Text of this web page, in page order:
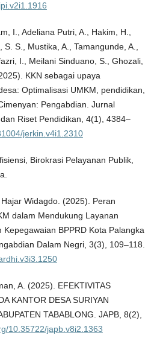
I., Adeliana Putri, A., Hakim, H.,
S. S., Mustika, A., Tamangunde, A.,
I., Meilani Sinduano, S., Ghozali,
KKN sebagai upaya
Optimalisasi UMKM, pendidikan,
Pengabdian. Jurnal
Riset Pendidikan, 4(1), 4384–
jerkin.v4i1.2310
Birokrasi Pelayanan Publik,
Widagdo. (2025). Peran
dalam Mendukung Layanan
Kepegawaian BPPRD Kota Palangka
Dalam Negri, 3(3), 109–118.
A. (2025). EFEKTIVITAS
KANTOR DESA SURIYAN
TABABLONG. JAPB, 8(2),
10.35722/japb.v8i2.1363